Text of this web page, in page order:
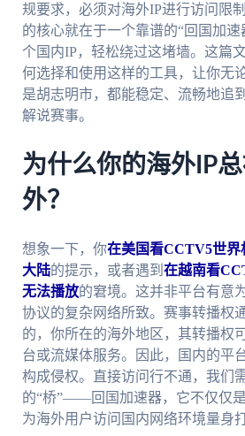
规要求，必须对海外IP进行访问限
的核心就在于一个靠谱的“回国加
个国内IP，轻松绕过这堵墙。这篇
何选择和使用这样的工具，让你无
是胡志明市，都能稳定、流畅地追
解说赛事。
为什么你的海外IP
外？
想象一下，你在美国看CCTV5世界
大陆的提示，或者遇到 在越南看
无法播放的窘境。这并非平台有意
协议的复杂网络所致。赛事转播权
的，你所在的海外地区，其转播权
台或流媒体服务。因此，国内的平
构成侵权。直接访问行不通，我们
的“桥”——回国加速器，它不仅仅
为海外用户访问国内网络环境量身